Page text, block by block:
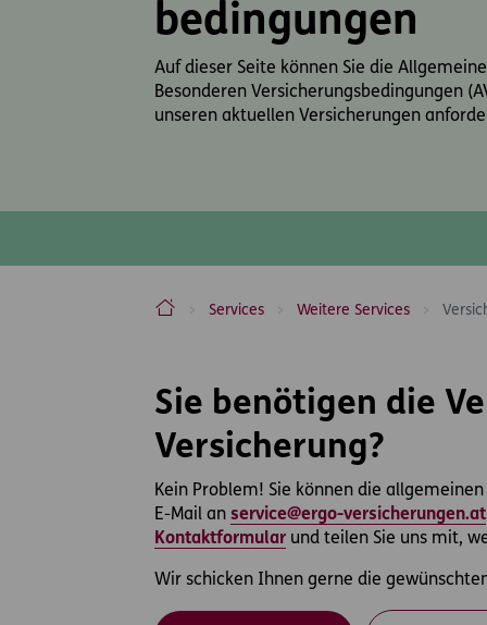
bedingungen
Auf dieser Seite können Sie die
Besonderen Versicherungsbedingungen
unseren aktuellen Versicherungen
ERGO Versicherung Aktiengesellschaft
Services Weitere Services
Sie benötigen die
Versicherung?
Kein Problem! Sie können die
E-Mail an service@ergo-versicherungen.at
Kontaktformular und teilen Sie uns mit,
Wir schicken Ihnen gerne die